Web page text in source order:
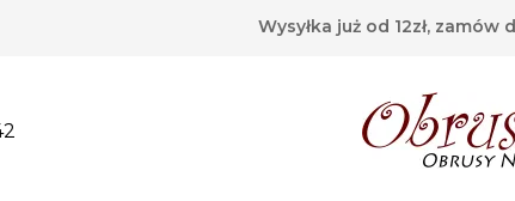
Wysyłka już od 12zł,